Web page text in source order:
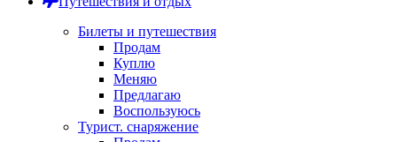
Билеты и путешествия
Продам
Куплю
Меняю
Предлагаю
Воспользуюсь
Турист. снаряжение